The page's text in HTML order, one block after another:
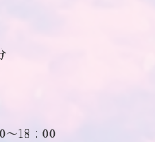
～18：00